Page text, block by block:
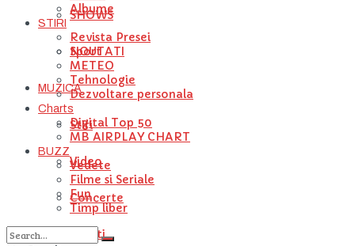
SHOWS
NOUTATI
MUZICA
Stiri
Video
Concerte
Artisti
Albume
STIRI
Revista Presei
Sport
METEO
Tehnologie
Dezvoltare personala
Charts
Digital Top 50
MB AIRPLAY CHART
BUZZ
Vedete
Filme si Seriale
Fun
Timp liber